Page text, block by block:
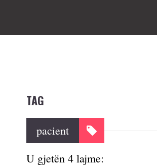
TAG
pacient
U gjetën 4 lajme: